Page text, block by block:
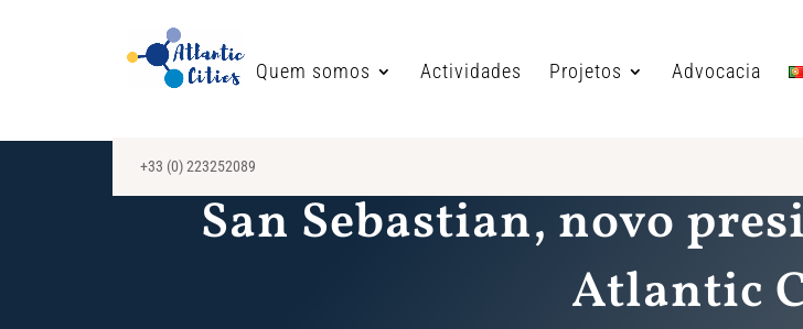
Quem somos Actividades Projetos Advocacia
+33 (0) 223252089
San Sebastian, novo
Atlantic